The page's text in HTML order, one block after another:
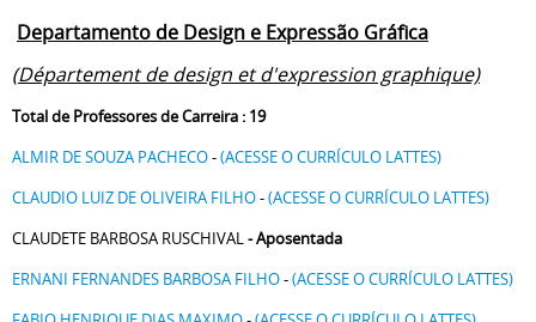
Departamento de Design e Expressão Gráfica
(Département de design et d'expression graphique)
Total de Professores de Carreira : 19
ALMIR DE SOUZA PACHECO-(ACESSE O CURRÍCULO LATTES)
CLAUDIO LUIZ DE OLIVEIRA FILHO-(ACESSE O CURRÍCULO LATTES)
CLAUDETE BARBOSA RUSCHIVAL- Aposentada
ERNANI FERNANDES BARBOSA FILHO-(ACESSE O CURRÍCULO LATTES)